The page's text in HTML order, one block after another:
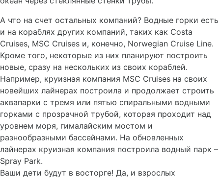
А что на счет остальных компаний? Водные горки есть
и на кораблях других компаний, таких как Costa
Cruises, MSC Cruises и, конечно, Norwegian Cruise Line.
Кроме того, некоторые из них планируют построить
новые, сразу на нескольких из своих кораблей.
Например, круизная компания MSC Cruises на своих
новейших лайнерах построила и продолжает строить
аквапарки с тремя или пятью спиральными водными
горками с прозрачной трубой, которая проходит над
уровнем моря, гималайским мостом и
разнообразными бассейнами. На обновленных
лайнерах круизная компания построила водный парк –
Spray Park.
Ваши дети будут в восторге! Да, и взрослых